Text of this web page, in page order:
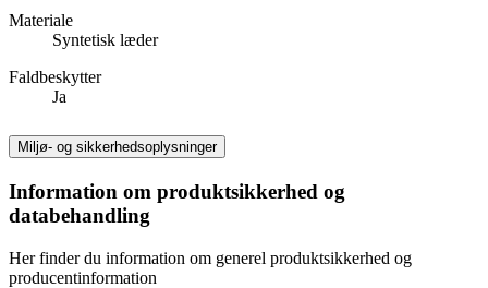
Materiale
Syntetisk læder
Faldbeskytter
Ja
Miljø- og sikkerhedsoplysninger
Information om produktsikkerhed og
databehandling
Her finder du information om generel produktsikkerhed og
producentinformation